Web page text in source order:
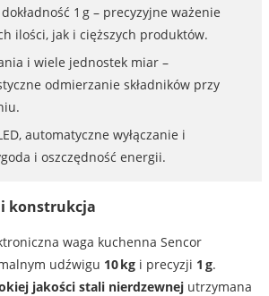
1 g – precyzyjne ważenie
ilości, jak i cięższych produktów.
i wiele jednostek miar –
odmierzanie składników przy
automatyczne wyłączanie i
i oszczędność energii.
konstrukcja
waga kuchenna Sencor
udźwigu 10 kgi precyzji 1 g.
jakości stali nierdzewnejutrzymana